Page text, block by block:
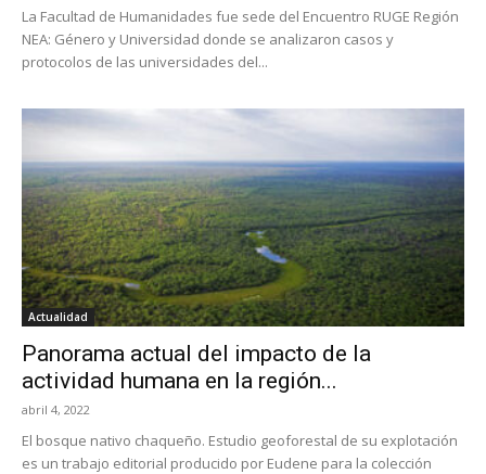
La Facultad de Humanidades fue sede del Encuentro RUGE Región
NEA: Género y Universidad donde se analizaron casos y
protocolos de las universidades del...
Actualidad
Panorama actual del impacto de la
actividad humana en la región...
abril 4, 2022
El bosque nativo chaqueño. Estudio geoforestal de su explotación
es un trabajo editorial producido por Eudene para la colección